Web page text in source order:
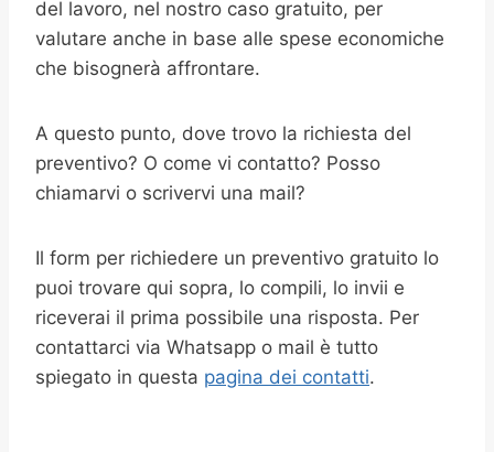
del lavoro, nel nostro caso gratuito, per
valutare anche in base alle spese economiche
che bisognerà affrontare.
A questo punto, dove trovo la richiesta del
preventivo? O come vi contatto? Posso
chiamarvi o scrivervi una mail?
Il form per richiedere un preventivo gratuito lo
puoi trovare qui sopra, lo compili, lo invii e
riceverai il prima possibile una risposta. Per
contattarci via Whatsapp o mail è tutto
spiegato in questa pagina dei contatti.